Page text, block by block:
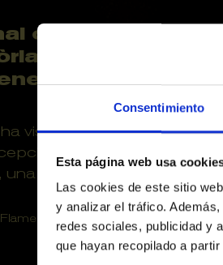
Consentimiento
Esta página web usa
Las cookies de este sitio
y analizar el tráfico.
redes sociales, publicidad y
que hayan recopilado a
captiva el
amb tres
d’elegància i
viscut aquest mes de
amb l’arribada
de les grans figures
Flamenco